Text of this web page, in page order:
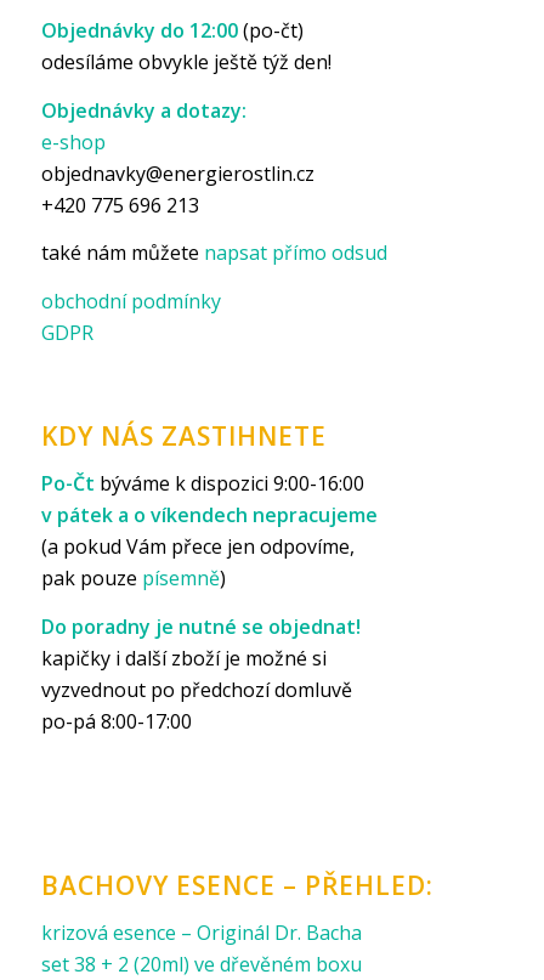
Objednávky do 12:00(po-čt)
odesíláme obvykle ještě týž den!
Objednávky a dotazy:
e-shop
objednavky@energierostlin.cz
+420 775 696 213
také nám můžete napsat přímo odsud
obchodní podmínky
GDPR
KDY NÁS ZASTIHNETE
Po-Čt býváme k dispozici 9:00-16:00
v pátek a o víkendech nepracujeme
(a pokud Vám přece jen odpovíme,
pak pouze písemně)
Do poradny je nutné se objednat!
kapičky i další zboží je možné si
vyzvednout po předchozí domluvě
po-pá 8:00-17:00
BACHOVY ESENCE – PŘEHLED:
krizová esence – Originál Dr. Bacha
set 38 + 2 (20ml) ve dřevěném boxu